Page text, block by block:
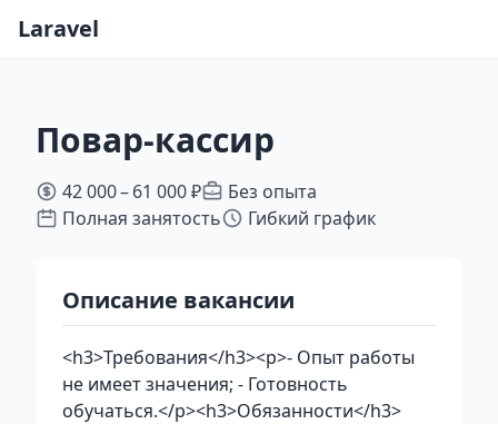
Laravel
Повар-кассир
42 000 – 61 000 ₽
Без опыта
Полная занятость
Гибкий график
Описание вакансии
<h3>Требования</h3><p>- Опыт работы
не имеет значения; - Готовность
обучаться.</p><h3>Обязанности</h3>